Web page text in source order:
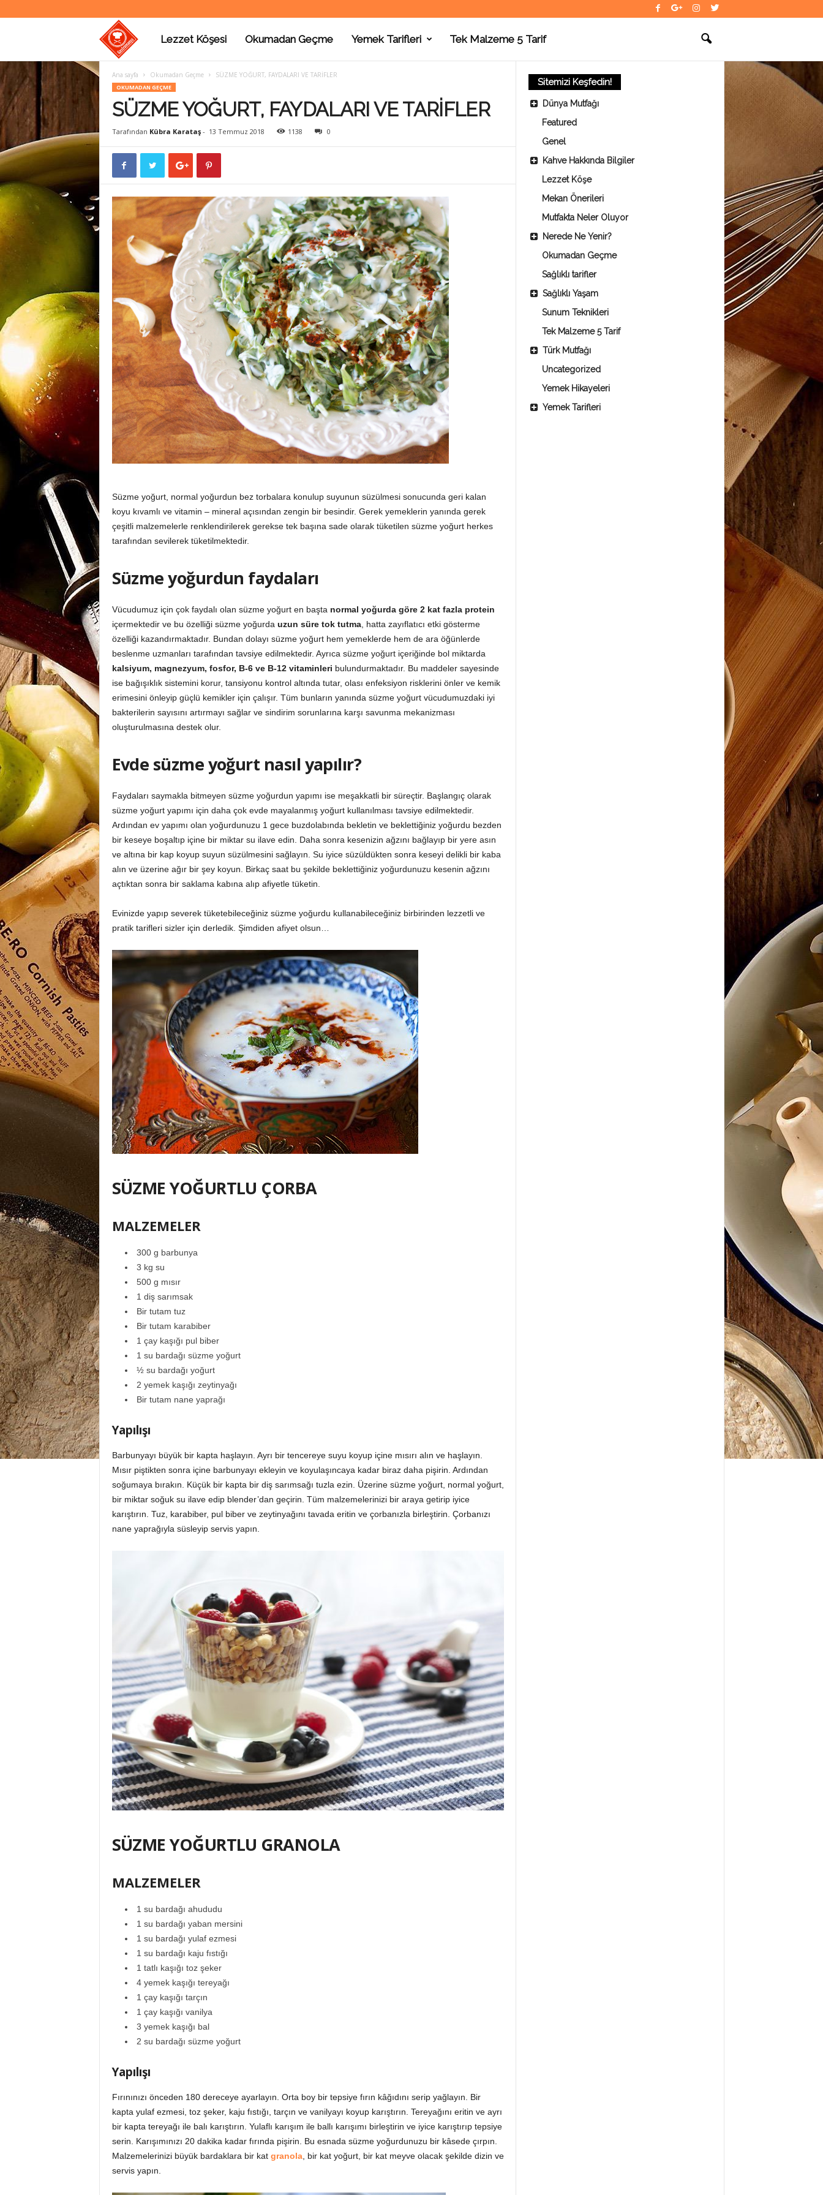
a
t
r
m
a
n
y
Lezzet Köşesi Okumadan Geçme Yemek Tarifleri Tek Malzeme 5 Tarif
Ana sayfa Okumadan Geçme SÜZME YOĞURT, FAYDALARI VE TARİFLER
OKUMADAN GEÇME
SÜZME YOĞURT, FAYDALARI VE TARİFLER
Tarafından Kübra Karataş- 13 Temmuz 2018 1138 0
Süzme yoğurt, normal yoğurdun bez torbalara konulup suyunun süzülmesi sonucunda geri kalan
koyu kıvamlı ve vitamin – mineral açısından zengin bir besindir. Gerek yemeklerin yanında gerek
çeşitli malzemelerle renklendirilerek gerekse tek başına sade olarak tüketilen süzme yoğurt herkes
tarafından sevilerek tüketilmektedir.
Süzme yoğurdun faydaları
Vücudumuz için çok faydalı olan süzme yoğurt en başta normal yoğurda göre 2 kat fazla protein
içermektedir ve bu özelliği süzme yoğurda uzun süre tok tutma, hatta zayıflatıcı etki gösterme
özelliği kazandırmaktadır. Bundan dolayı süzme yoğurt hem yemeklerde hem de ara öğünlerde
beslenme uzmanları tarafından tavsiye edilmektedir. Ayrıca süzme yoğurt içeriğinde bol miktarda
kalsiyum, magnezyum, fosfor, B-6 ve B-12 vitaminleri bulundurmaktadır. Bu maddeler sayesinde
ise bağışıklık sistemini korur, tansiyonu kontrol altında tutar, olası enfeksiyon risklerini önler ve kemik
erimesini önleyip güçlü kemikler için çalışır. Tüm bunların yanında süzme yoğurt vücudumuzdaki iyi
bakterilerin sayısını artırmayı sağlar ve sindirim sorunlarına karşı savunma mekanizması
oluşturulmasına destek olur.
Evde süzme yoğurt nasıl yapılır?
Faydaları saymakla bitmeyen süzme yoğurdun yapımı ise meşakkatli bir süreçtir. Başlangıç olarak
süzme yoğurt yapımı için daha çok evde mayalanmış yoğurt kullanılması tavsiye edilmektedir.
Ardından ev yapımı olan yoğurdunuzu 1 gece buzdolabında bekletin ve beklettiğiniz yoğurdu bezden
bir keseye boşaltıp içine bir miktar su ilave edin. Daha sonra kesenizin ağzını bağlayıp bir yere asın
ve altına bir kap koyup suyun süzülmesini sağlayın. Su iyice süzüldükten sonra keseyi delikli bir kaba
alın ve üzerine ağır bir şey koyun. Birkaç saat bu şekilde beklettiğiniz yoğurdunuzu kesenin ağzını
açtıktan sonra bir saklama kabına alıp afiyetle tüketin.
Evinizde yapıp severek tüketebileceğiniz süzme yoğurdu kullanabileceğiniz birbirinden lezzetli ve
pratik tarifleri sizler için derledik. Şimdiden afiyet olsun…
SÜZME YOĞURTLU ÇORBA
MALZEMELER
300 g barbunya
3 kg su
500 g mısır
1 diş sarımsak
Bir tutam tuz
Bir tutam karabiber
1 çay kaşığı pul biber
1 su bardağı süzme yoğurt
½ su bardağı yoğurt
2 yemek kaşığı zeytinyağı
Bir tutam nane yaprağı
Yapılışı
Barbunyayı büyük bir kapta haşlayın. Ayrı bir tencereye suyu koyup içine mısırı alın ve haşlayın.
Mısır piştikten sonra içine barbunyayı ekleyin ve koyulaşıncaya kadar biraz daha pişirin. Ardından
soğumaya bırakın. Küçük bir kapta bir diş sarımsağı tuzla ezin. Üzerine süzme yoğurt, normal yoğurt,
bir miktar soğuk su ilave edip blender’dan geçirin. Tüm malzemelerinizi bir araya getirip iyice
karıştırın. Tuz, karabiber, pul biber ve zeytinyağını tavada eritin ve çorbanızla birleştirin. Çorbanızı
nane yaprağıyla süsleyip servis yapın.
SÜZME YOĞURTLU GRANOLA
MALZEMELER
1 su bardağı ahududu
1 su bardağı yaban mersini
1 su bardağı yulaf ezmesi
1 su bardağı kaju fıstığı
1 tatlı kaşığı toz şeker
4 yemek kaşığı tereyağı
1 çay kaşığı tarçın
1 çay kaşığı vanilya
3 yemek kaşığı bal
2 su bardağı süzme yoğurt
Yapılışı
Fırınınızı önceden 180 dereceye ayarlayın. Orta boy bir tepsiye fırın kâğıdını serip yağlayın. Bir
kapta yulaf ezmesi, toz şeker, kaju fıstığı, tarçın ve vanilyayı koyup karıştırın. Tereyağını eritin ve ayrı
bir kapta tereyağı ile balı karıştırın. Yulaflı karışım ile ballı karışımı birleştirin ve iyice karıştırıp tepsiye
serin. Karışımınızı 20 dakika kadar fırında pişirin. Bu esnada süzme yoğurdunuzu bir kâsede çırpın.
Malzemelerinizi büyük bardaklara bir kat granola, bir kat yoğurt, bir kat meyve olacak şekilde dizin ve
servis yapın.
Sitemizi Keşfedin!
Dünya Mutfağı
Featured
Genel
Kahve Hakkında Bilgiler
Lezzet Köşe
Mekan Önerileri
Mutfakta Neler Oluyor
Nerede Ne Yenir?
Okumadan Geçme
Sağlıklı tarifler
Sağlıklı Yaşam
Sunum Teknikleri
Tek Malzeme 5 Tarif
Türk Mutfağı
Uncategorized
Yemek Hikayeleri
Yemek Tarifleri